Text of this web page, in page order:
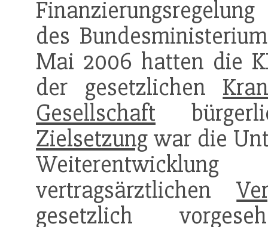
des
Mai 2006 hatten die
der gesetzlichen
Gesellschaft
Zielsetzung war die
vertragsärztlichen
gesetzlich